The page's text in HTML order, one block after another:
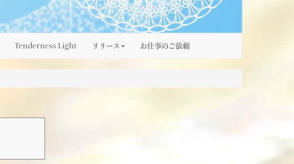
Tenderness Light リリース お仕事のご依頼